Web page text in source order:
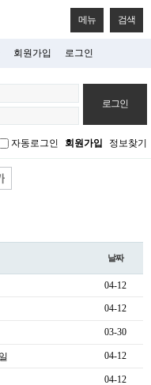
메뉴 검색
회원가입 로그인
자동로그인 회원가입 정보찾기
날짜
04-12
04-12
03-30
04-12
04-12